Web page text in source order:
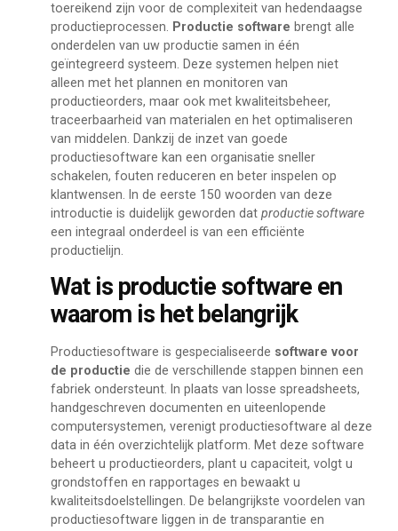
toereikend zijn voor de complexiteit van hedendaagse
productieprocessen. Productie software brengt alle
onderdelen van uw productie samen in één
geïntegreerd systeem. Deze systemen helpen niet
alleen met het plannen en monitoren van
productieorders, maar ook met kwaliteitsbeheer,
traceerbaarheid van materialen en het optimaliseren
van middelen. Dankzij de inzet van goede
productiesoftware kan een organisatie sneller
schakelen, fouten reduceren en beter inspelen op
klantwensen. In de eerste 150 woorden van deze
introductie is duidelijk geworden dat productie software
een integraal onderdeel is van een efficiënte
productielijn.
Wat is productie software en
waarom is het belangrijk
Productiesoftware is gespecialiseerde software voor
de productie die de verschillende stappen binnen een
fabriek ondersteunt. In plaats van losse spreadsheets,
handgeschreven documenten en uiteenlopende
computersystemen, verenigt productiesoftware al deze
data in één overzichtelijk platform. Met deze software
beheert u productieorders, plant u capaciteit, volgt u
grondstoffen en rapportages en bewaakt u
kwaliteitsdoelstellingen. De belangrijkste voordelen van
productiesoftware liggen in de transparantie en